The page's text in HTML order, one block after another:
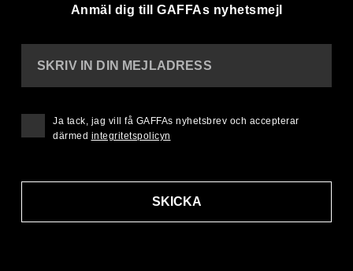
Anmäl dig till GAFFAs nyhetsmejl
SKRIV IN DIN MEJLADRESS
SKICKA
Ja tack, jag vill få GAFFAs nyhetsbrev och accepterar
därmed integritetspolicyn